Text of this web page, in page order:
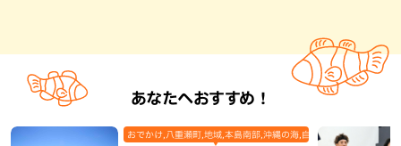
あなたへおすすめ！
おでかけ,八重瀬町,地域,本島南部,沖縄の海,自然